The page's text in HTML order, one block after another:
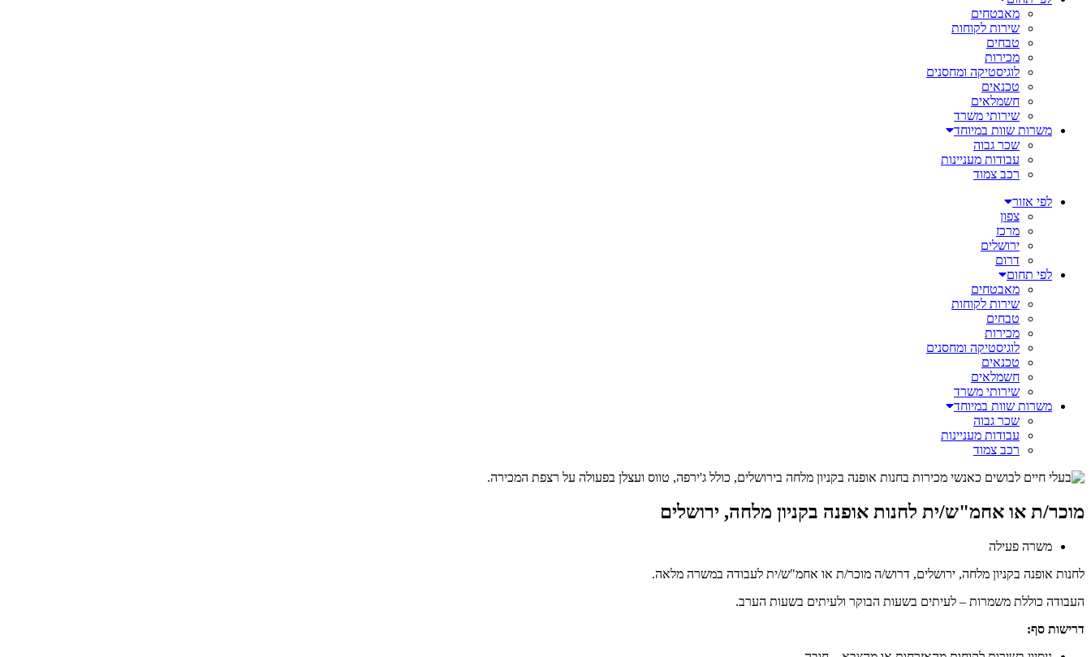
מאבטחים
שירות לקוחות
טבחים
מכירות
לוגיסטיקה ומחסנים
טכנאים
חשמלאים
שירותי משרד
משרות שוות במיוחד
שכר גבוה
עבודות מעניינות
רכב צמוד
לפי אזור
צפון
מרכז
ירושלים
דרום
לפי תחום
מאבטחים
שירות לקוחות
טבחים
מכירות
לוגיסטיקה ומחסנים
טכנאים
חשמלאים
שירותי משרד
משרות שוות במיוחד
שכר גבוה
עבודות מעניינות
רכב צמוד
מוכר/ת או אחמ"ש/ית לחנות אופנה בקניון מלחה, ירושלים
משרה פעילה
לחנות אופנה בקניון מלחה, ירושלים, דרוש/ה מוכר/ת או אחמ"ש/ית לעבודה במשרה מלאה.
העבודה כוללת משמרות – לעיתים בשעות הבוקר ולעיתים בשעות הערב.
דרישות סף: